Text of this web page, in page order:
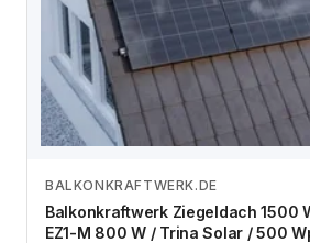
Zum Angebot
BALKONKRAFTWERK.DE
Balkonkraftwerk Ziegeldach 1500
EZ1-M 800 W / Trina Solar / 500